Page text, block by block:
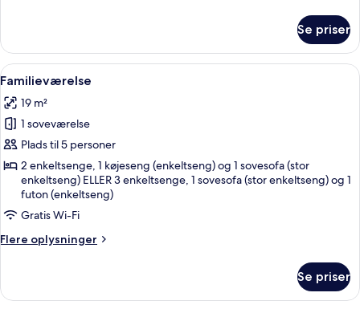
Double
Room
Se priser
Indlæs
alle
billeder
af
Familieværelse
Et moderne hotelværelse med
7
Familieværelse
19 m²
1 soveværelse
Plads til 5 personer
2 enkeltsenge, 1 køjeseng (enkeltseng) og 1 sovesofa (stor
enkeltseng) ELLER 3 enkeltsenge, 1 sovesofa (stor enkeltseng) og 1
futon (enkeltseng)
Gratis Wi-Fi
Flere oplysninger
Flere
Se priser